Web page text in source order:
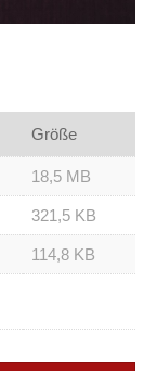
Größe
18,5 MB
321,5 KB
114,8 KB